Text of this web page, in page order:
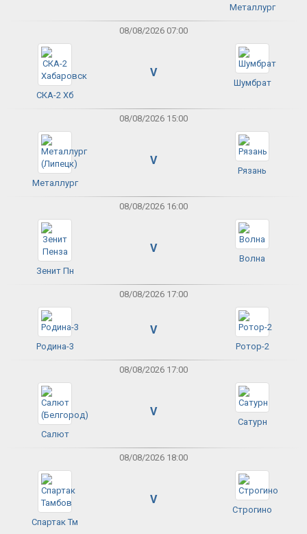
Металлург
08/08/2026 07:00
СКА-2 Хб
V
Шумбрат
08/08/2026 15:00
Металлург
V
Рязань
08/08/2026 16:00
Зенит Пн
V
Волна
08/08/2026 17:00
Родина-3
V
Ротор-2
08/08/2026 17:00
Салют
V
Сатурн
08/08/2026 18:00
Спартак Тм
V
Строгино